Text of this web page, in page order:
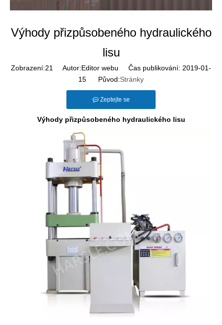
Výhody přizpůsobeného hydraulického
lisu
Zobrazení:21
Autor:Editor webu Čas publikování: 2019-01-
15 Původ:Stránky
Zeptejte se
Výhody přizpůsobeného hydraulického lisu